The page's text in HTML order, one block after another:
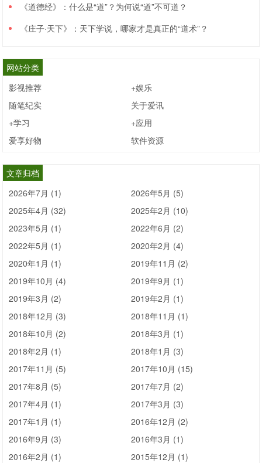
《道德经》：什么是“道”？为何说“道”不可道？
《庄子·天下》：天下学说，哪家才是真正的“道术”？
网站分类
影视推荐
+娱乐
随笔纪实
关于爱讯
+学习
+应用
爱享好物
软件资源
文章归档
2026年7月 (1)
2026年5月 (5)
2025年4月 (32)
2025年2月 (10)
2023年5月 (1)
2022年6月 (2)
2022年5月 (1)
2020年2月 (4)
2020年1月 (1)
2019年11月 (2)
2019年10月 (4)
2019年9月 (1)
2019年3月 (2)
2019年2月 (1)
2018年12月 (3)
2018年11月 (1)
2018年10月 (2)
2018年3月 (1)
2018年2月 (1)
2018年1月 (3)
2017年11月 (5)
2017年10月 (15)
2017年8月 (5)
2017年7月 (2)
2017年4月 (1)
2017年3月 (3)
2017年1月 (1)
2016年12月 (2)
2016年9月 (3)
2016年3月 (1)
2016年2月 (1)
2015年12月 (1)